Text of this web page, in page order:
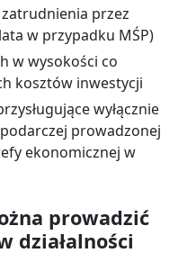
przez
w przypadku MŚP)
w wysokości co
kosztów inwestycji
wyłącznie
prowadzonej
ekonomicznej w
prowadzić
działalności